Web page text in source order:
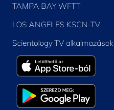
TAMPA BAY WFTT
LOS ANGELES KSCN-TV
Scientology TV alkalmazások